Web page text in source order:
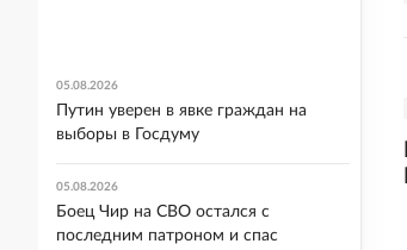
05.08.2026
Путин уверен в явке граждан на
выборы в Госдуму
05.08.2026
Боец Чир на СВО остался с
последним патроном и спас